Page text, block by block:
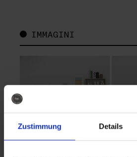
Zustimmung Details
IMMAGINI